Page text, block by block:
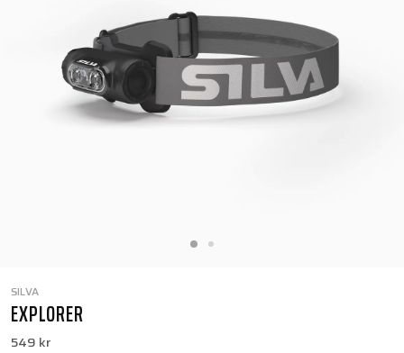
SILVA
EXPLORER
549 kr